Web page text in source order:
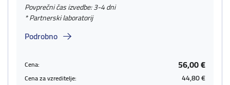
Povprečni čas izvedbe: 3-4 dni
* Partnerski laboratorij
Podrobno
Cena: 56,00 €
Cena za vzreditelje: 44,80 €